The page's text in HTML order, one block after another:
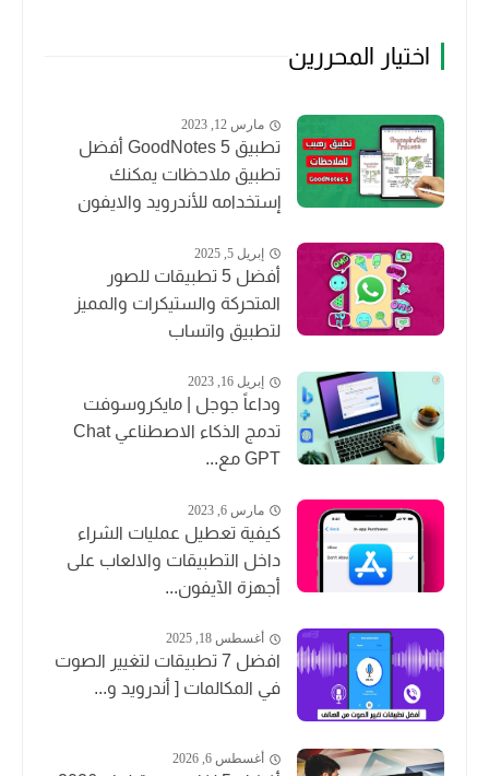
اختيار المحررين
مارس 12, 2023
تطبيق GoodNotes 5 أفضل
تطبيق ملاحظات يمكنك
إستخدامه للأندرويد والايفون
إبريل 5, 2025
أفضل 5 تطبيقات للصور
المتحركة والستيكرات والمميز
لتطبيق واتساب
إبريل 16, 2023
وداعاً جوجل | مايكروسوفت
تدمج الذكاء الاصطناعي Chat
GPT مع...
مارس 6, 2023
كيفية تعطيل عمليات الشراء
داخل التطبيقات والالعاب على
أجهزة الآيفون...
أغسطس 18, 2025
افضل 7 تطبيقات لتغيير الصوت
في المكالمات [ أندرويد و...
أغسطس 6, 2026